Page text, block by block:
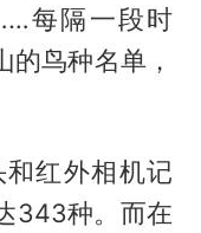
每隔一段时
鸟种名单，
红外相机记
343种。而在